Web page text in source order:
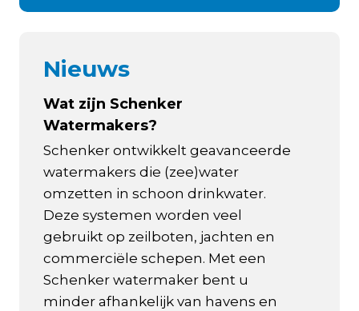
Nieuws
Wat zijn Schenker
Watermakers?
Schenker ontwikkelt geavanceerde
watermakers die (zee)water
omzetten in schoon drinkwater.
Deze systemen worden veel
gebruikt op zeilboten, jachten en
commerciële schepen. Met een
Schenker watermaker bent u
minder afhankelijk van havens en